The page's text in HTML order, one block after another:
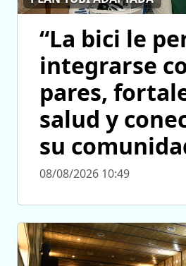
“La bici le
integrarse
pares,
salud y
su
08/08/2026 10:49